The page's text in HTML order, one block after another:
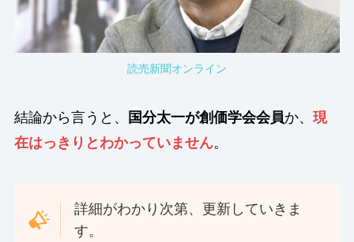
読売新聞オンライン
結論から言うと、 国分太一が創価学会会員か、 現
在はっきりとわかっていません。
詳細がわかり次第、更新していきま
す。